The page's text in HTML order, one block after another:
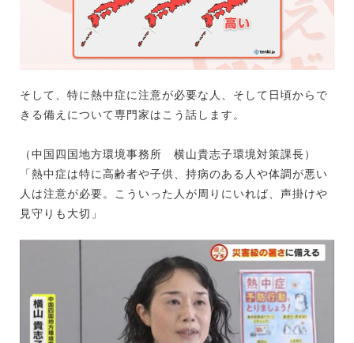
そして、特に熱中症に注意が必要な人、そして日頃からで
きる備えについて専門家はこう話します。
（中国四国地方環境事務所 横山貴志子環境対策課長）
「熱中症は特に高齢者や子供、持病のある人や体調が悪い
人は注意が必要。こういった人が周りにいれば、声掛けや
見守りも大切」